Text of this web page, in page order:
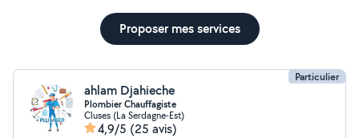
Proposer mes services
Particulier
ahlam Djahieche
Plombier Chauffagiste
Cluses (La Serdagne-Est)
4,9/5 (25 avis)